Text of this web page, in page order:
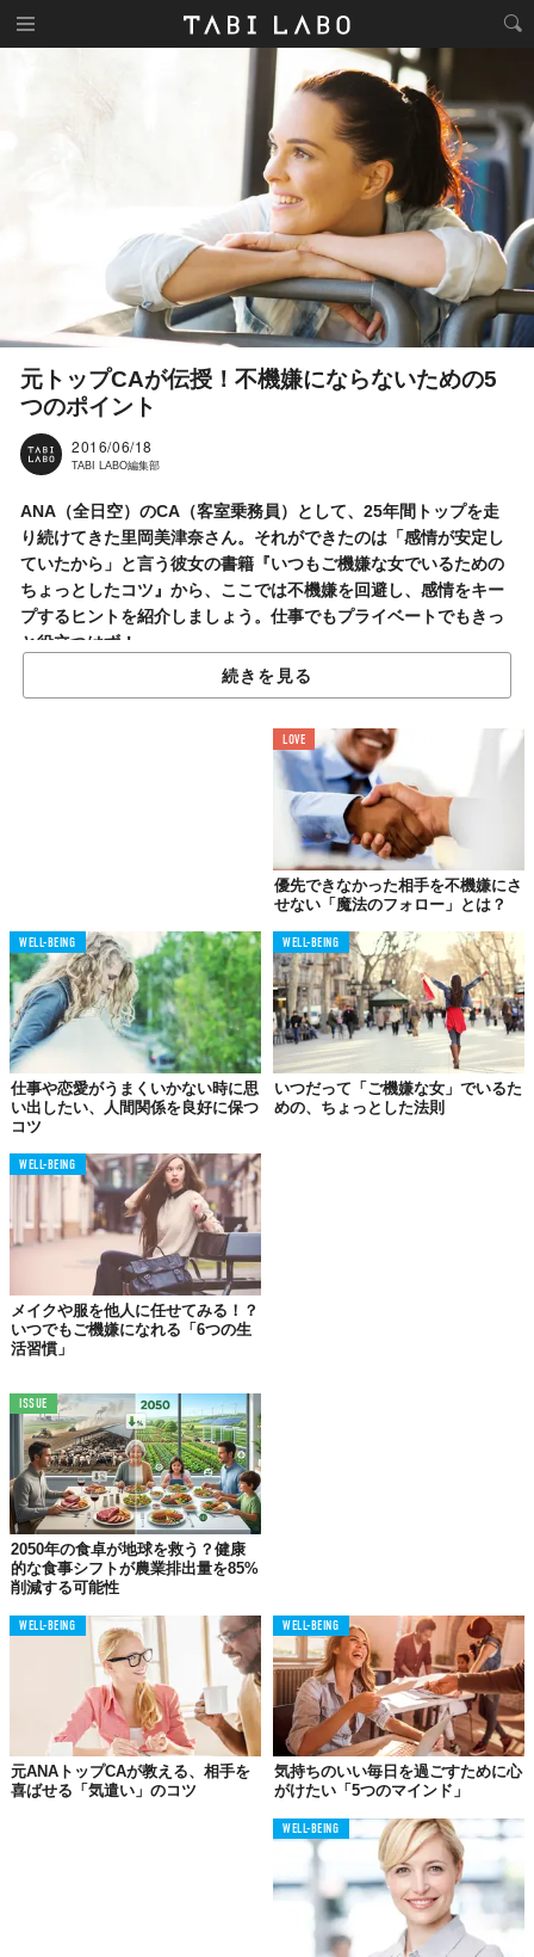
元トップCAが伝授！不機嫌にならないための5
つのポイント
2016/06/18
TABI LABO編集部
ANA （全日空）のCA （客室乗務員）として、 25年間トップを走
り続けてきた里岡美津奈さん。それができたのは「感情が安定し
ていたから」と言う彼女の書籍『いつもご機嫌な女でいるための
ちょっとしたコツ』から、ここでは不機嫌を回避し、感情をキー
プするヒントを紹介しましょう。仕事でもプライベートでもきっ
と役立つはず！
私は、ネガティブな話の輪には絶対に入りません。 マイナスにな
ることに加担したくないし、事実も確認せず相手のいないところ
で盛り上がる、その心持ちが好きになれません。 ウワサ話をして
いるその場の空気も、良くないオーラに包まれているような気が
するのです。
「ブーメランの法則」を知っていますか？良いことをすれば良い
ことが返ってくるし、悪いことをすれば悪いことが返ってくると
いうものです。 ネガティブなことばかり言っていたら、いずれ自
じですから、そういう人には、いつかそれが自分に返ってきま
す。
たかが陰口、されど陰口。 気がついたらネガティブな話をしてい
るという人は、わざわざ不幸になろうとしているようなもので
す。
今のままで十分に魅力的！
自分磨きはほどほどに
続きを見る
LOVE
優先できなかった相手を不機嫌にさ
せない「魔法のフォロー」とは？
WELL-BEING
仕事や恋愛がうまくいかない時に思
い出したい、人間関係を良好に保つ
コツ
WELL-BEING
いつだって「ご機嫌な女」でいるた
めの、ちょっとした法則
WELL-BEING
メイクや服を他人に任せてみる！？
いつでもご機嫌になれる「6つの生
活習慣」
ISSUE
2050年の食卓が地球を救う？健康
的な食事シフトが農業排出量を85%
削減する可能性
WELL-BEING
元ANAトップCAが教える、相手を
喜ばせる「気遣い」のコツ
WELL-BEING
気持ちのいい毎日を過ごすために心
がけたい「5つのマインド」
WELL-BEING